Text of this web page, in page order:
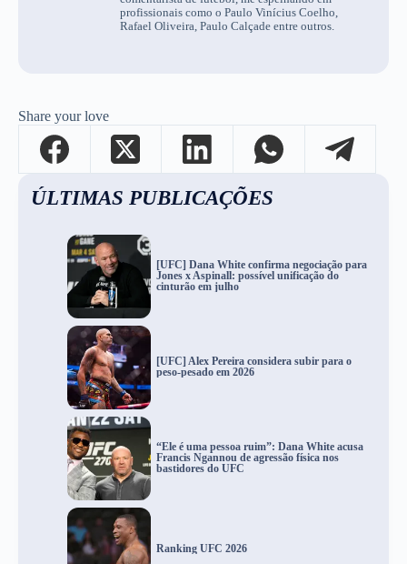
profissionais como o Paulo Vinícius Coelho,
Rafael Oliveira, Paulo Calçade entre outros.
Share your love
ÚLTIMAS PUBLICAÇÕES
[UFC] Dana White confirma negociação para
Jones x Aspinall: possível unificação do
cinturão em julho
[UFC] Alex Pereira considera subir para o
peso-pesado em 2026
“Ele é uma pessoa ruim”: Dana White acusa
Francis Ngannou de agressão física nos
bastidores do UFC
Ranking UFC 2026